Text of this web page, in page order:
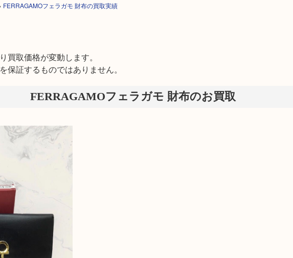
FERRAGAMOフェラガモ 財布の買取実績
買取価格が変動します。
保証するものではありません。
FERRAGAMOフェラガモ 財布のお買取